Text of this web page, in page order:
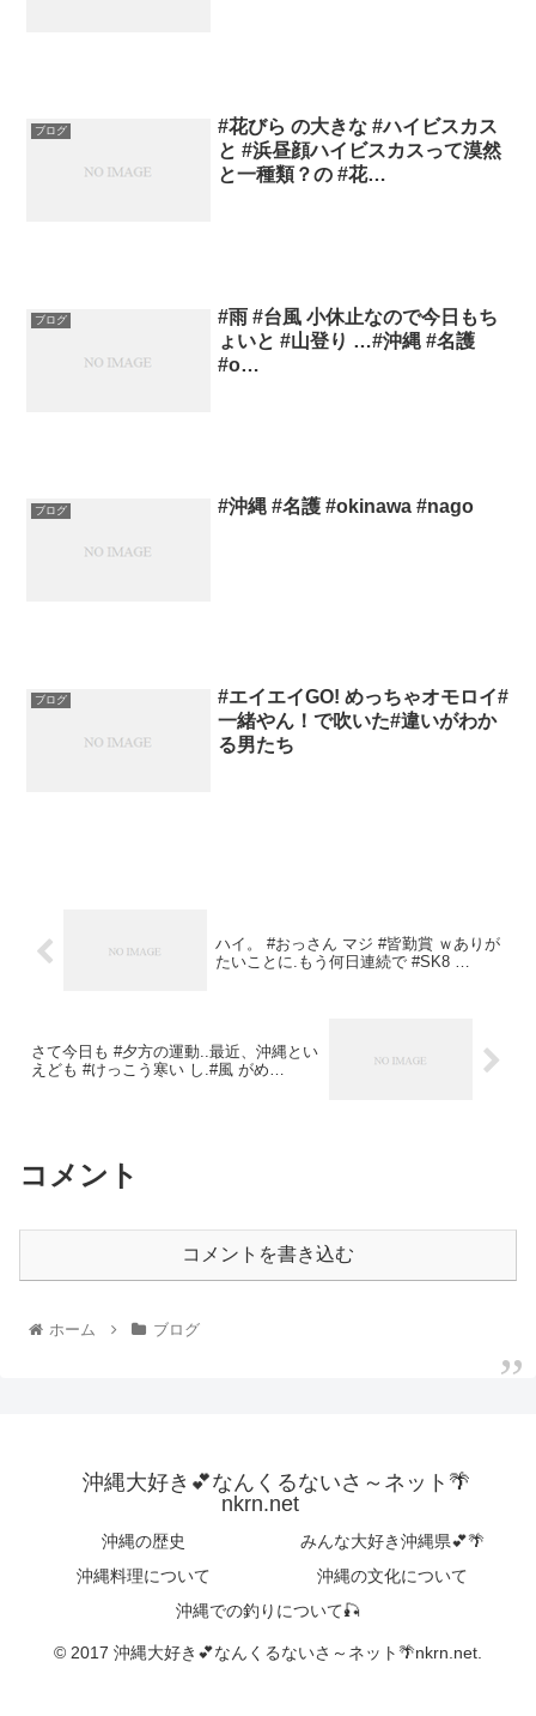
ブログ
#花びら の大きな #ハイビスカス
と #浜昼顔ハイビスカスって漠然
と一種類？の #花…
ブログ
#雨 #台風 小休止なので今日もち
ょいと #山登り …#沖縄 #名護
#o…
ブログ #沖縄 #名護 #okinawa #nago
ブログ
#エイエイGO! めっちゃオモロイ#
一緒やん！で吹いた#違いがわか
る男たち
ハイ。 #おっさん マジ #皆勤賞 ｗありが
たいことに.もう何日連続で #SK8 …
さて今日も #夕方の運動..最近、沖縄とい
えども #けっこう寒い し.#風 がめ…
コメント
コメントを書き込む
ホーム ブログ
沖縄大好き💕なんくるないさ～ネット🌴
nkrn.net
沖縄の歴史
みんな大好き沖縄県💕🌴
沖縄料理について
沖縄の文化について
沖縄での釣りについて🎣
© 2017 沖縄大好き💕なんくるないさ～ネット🌴nkrn.net.